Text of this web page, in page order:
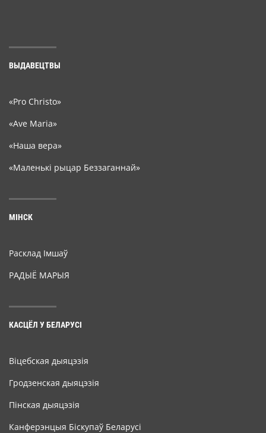
ВЫДАВЕЦТВЫ
«Pro Christo»
«Ave Maria»
«Наша вера»
«Маленькі рыцар Беззаганнай»
МІНСК
Расклад Імшаў
РАДЫЁ МАРЫЯ
КАСЦЁЛ У БЕЛАРУСІ
Віцебская дыяцэзія
Гродзенская дыяцэзія
Пінская дыяцэзія
Канферэнцыя Біскупаў Беларусі